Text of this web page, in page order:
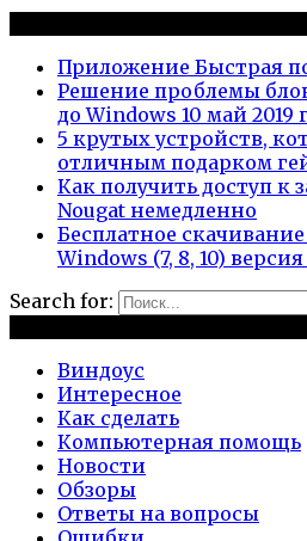
Приложение Быстрая
Решение проблемы
до Windows 10 май 2019
5 крутых устройств,
отличным подарком
Как получить доступ к
Nougat немедленно
Бесплатное скачивание
Windows (7, 8, 10) версия
Search for:
Виндоус
Интересное
Как сделать
Компьютерная помощь
Новости
Обзоры
Ответы на вопросы